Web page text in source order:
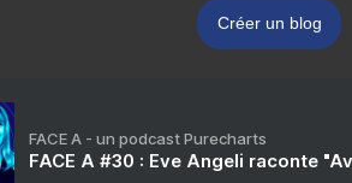
Créer un blog
FACE A - un podcast Purecharts
FACE A #30 : Eve Angeli raconte